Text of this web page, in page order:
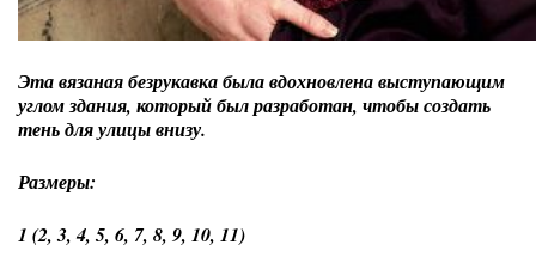
Эта вязаная безрукавка была вдохновлена выступающим
углом здания, который был разработан, чтобы создать
тень для улицы внизу.
Размеры:
1 (2, 3, 4, 5, 6, 7, 8, 9, 10, 11)